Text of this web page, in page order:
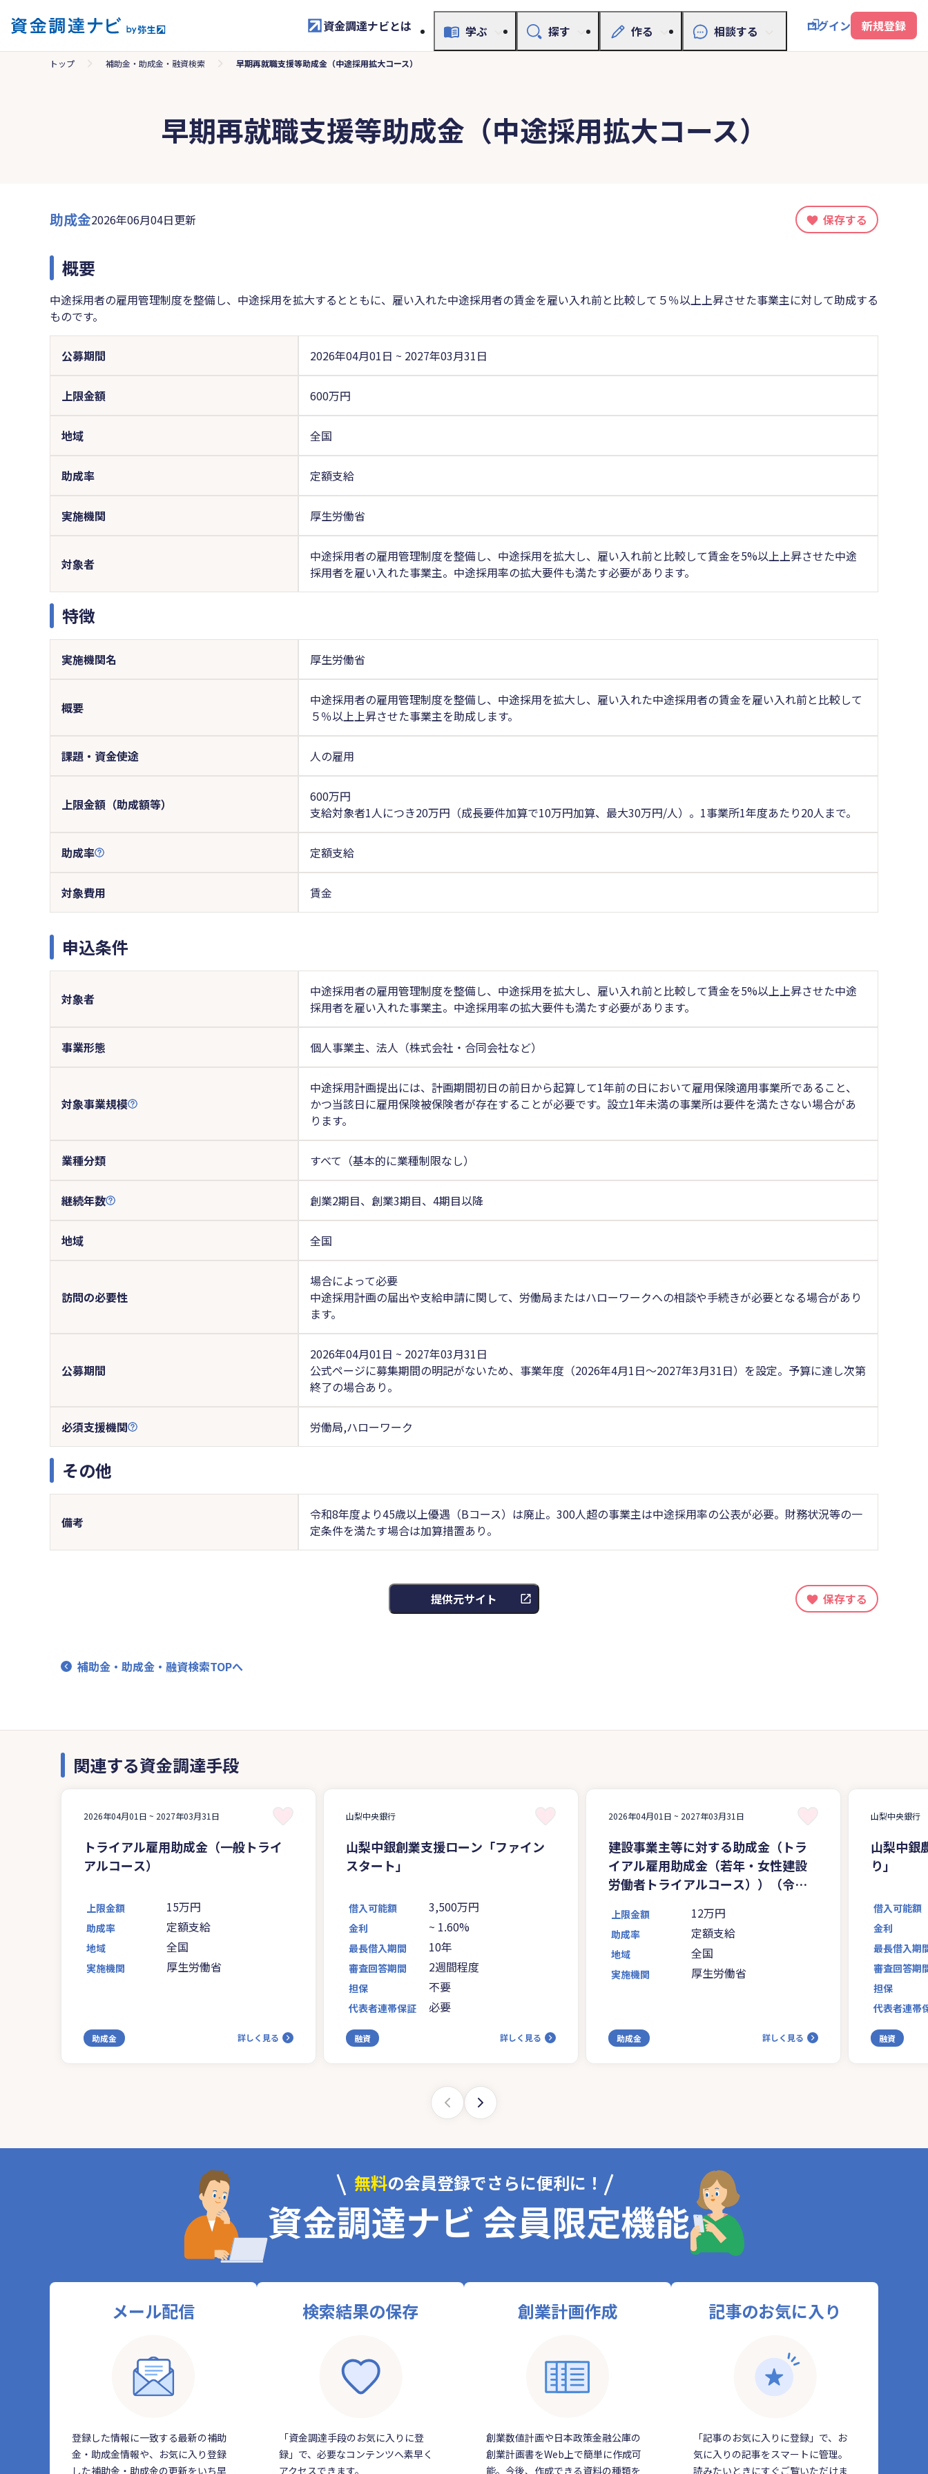
資金調達ナビとは 学ぶ 探す 作る 相談する ログイン 新規登録
トップ 補助金・助成金・融資検索 早期再就職支援等助成金（中途採用拡大コース）
早期再就職支援等助成金（中途採用拡大コース）
助成金2026年06月04日更新 保存する
概要
中途採用者の雇用管理制度を整備し、中途採用を拡大するとともに、雇い入れた中途採用者の賃金を雇い入れ前と比較して５％以上上昇させた事業主に対して助成する
ものです。
公募期間 2026年04月01日 ~ 2027年03月31日
上限金額 600万円
地域 全国
助成率 定額支給
実施機関 厚生労働省
対象者
中途採用者の雇用管理制度を整備し、中途採用を拡大し、雇い入れ前と比較して賃金を5%以上上昇させた中途
採用者を雇い入れた事業主。中途採用率の拡大要件も満たす必要があります。
特徴
実施機関名 厚生労働省
概要
中途採用者の雇用管理制度を整備し、中途採用を拡大し、雇い入れた中途採用者の賃金を雇い入れ前と比較して
５％以上上昇させた事業主を助成します。
課題・資金使途 人の雇用
上限金額（助成額等）
600万円
支給対象者1人につき20万円（成長要件加算で10万円加算、最大30万円/人）。1事業所1年度あたり20人まで。
助成率 定額支給
対象費用 賃金
申込条件
対象者
中途採用者の雇用管理制度を整備し、中途採用を拡大し、雇い入れ前と比較して賃金を5%以上上昇させた中途
採用者を雇い入れた事業主。中途採用率の拡大要件も満たす必要があります。
事業形態 個人事業主、法人（株式会社・合同会社など）
対象事業規模
中途採用計画提出には、計画期間初日の前日から起算して1年前の日において雇用保険適用事業所であること、
かつ当該日に雇用保険被保険者が存在することが必要です。設立1年未満の事業所は要件を満たさない場合があ
ります。
業種分類 すべて（基本的に業種制限なし）
継続年数 創業2期目、創業3期目、4期目以降
地域 全国
訪問の必要性
場合によって必要
中途採用計画の届出や支給申請に関して、労働局またはハローワークへの相談や手続きが必要となる場合があり
ます。
公募期間
2026年04月01日 ~ 2027年03月31日
公式ページに募集期間の明記がないため、事業年度（2026年4月1日～2027年3月31日）を設定。予算に達し次第
終了の場合あり。
必須支援機関 労働局,ハローワーク
その他
備考
令和8年度より45歳以上優遇（Bコース）は廃止。300人超の事業主は中途採用率の公表が必要。財務状況等の一
定条件を満たす場合は加算措置あり。
提供元サイト 保存する
補助金・助成金・融資検索TOPへ
関連する資金調達手段
2026年04月01日 ~ 2027年03月31日
トライアル雇用助成金（一般トライ
アルコース）
上限金額 15万円
助成率 定額支給
地域 全国
実施機関 厚生労働省
助成金 詳しく見る
山梨中央銀行
山梨中銀創業支援ローン「ファイン
スタート」
借入可能額 3,500万円
金利 ~ 1.60%
最長借入期間 10年
審査回答期間 2週間程度
担保 不要
代表者連帯保証 必要
融資 詳しく見る
2026年04月01日 ~ 2027年03月31日
建設事業主等に対する助成金（トラ
イアル雇用助成金（若年・女性建設
労働者トライアルコース））（令和8
上限金額 12万円
助成率 定額支給
地域 全国
実施機関 厚生労働省
助成金 詳しく見る
山梨中央銀行
山梨中銀
り」
借入可能額
金利
最長借入期
審査回答期
担保
代表者連帯
融資
無料の会員登録でさらに便利に！
資金調達ナビ 会員限定機能
メール配信
登録した情報に一致する最新の補助
金・助成金情報や、お気に入り登録
した補助金・助成金の更新をいち早
検索結果の保存
「資金調達手段のお気に入りに登
録」で、必要なコンテンツへ素早く
アクセスできます。
創業計画作成
創業数値計画や日本政策金融公庫の
創業計画書をWeb上で簡単に作成可
能。今後、作成できる資料の種類を
記事のお気に入り
「記事のお気に入りに登録」で、お
気に入りの記事をスマートに管理。
読みたいときにすぐご覧いただけま